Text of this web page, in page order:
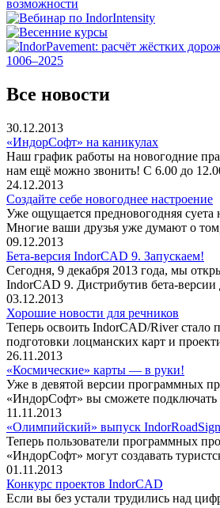
Все новости
30.12.2013
«ИндорСофт» на каникулах
Наш график работы на новогодние
нам ещё можно звонить! С 6.00 до
24.12.2013
Создайте себе новогоднее настроение
Уже ощущается предновогодняя суета
Многие ваши друзья уже думают о
09.12.2013
Бета-версия IndorCAD 9. Запускаем!
Сегодня, 9 декабря 2013 года, мы
IndorCAD 9. Дистрибутив бета-версии
03.12.2013
Хорошие новости для речников
Теперь освоить IndorCAD/River
подготовки лоцманских карт и
26.11.2013
«Космические» карты — в руки!
Уже в девятой версии программных
«ИндорСофт» вы сможете подключать
11.11.2013
«Олимпийский» выпуск
Теперь пользователи программных
«ИндорСофт» могут создавать
01.11.2013
Конкурс проектов IndorCAD
Если вы без устали трудились над